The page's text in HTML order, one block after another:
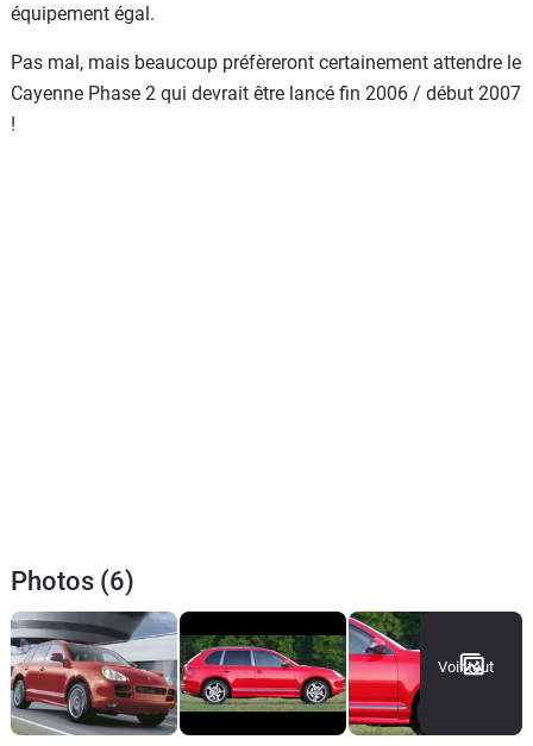
équipement égal.
Pas mal, mais beaucoup préfèreront certainement attendre le
Cayenne Phase 2 qui devrait être lancé fin 2006 / début 2007
!
Photos (6)
Voir tout